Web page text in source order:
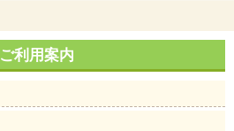
ご利用案内